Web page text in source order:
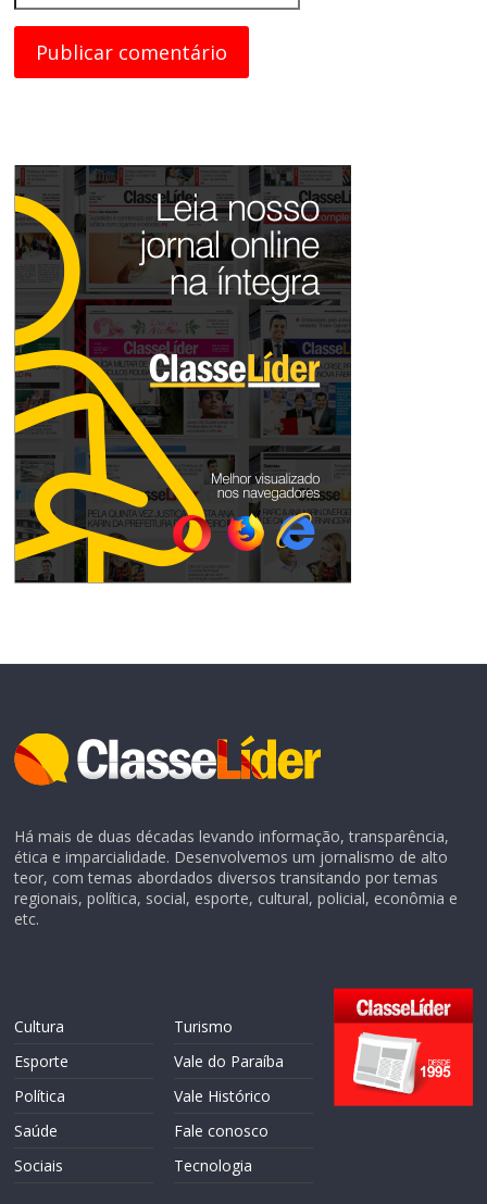
Há mais de duas décadas levando informação, transparência,
ética e imparcialidade. Desenvolvemos um jornalismo de alto
teor, com temas abordados diversos transitando por temas
regionais, política, social, esporte, cultural, policial, econômia e
etc.
Cultura
Esporte
Política
Saúde
Sociais
Turismo
Vale do Paraíba
Vale Histórico
Fale conosco
Tecnologia